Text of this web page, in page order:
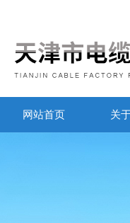
网站首页 关